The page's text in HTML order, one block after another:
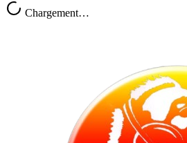
Chargement…